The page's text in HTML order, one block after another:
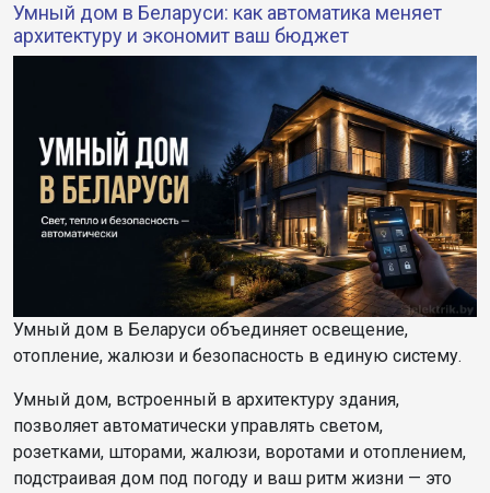
Умный дом в Беларуси: как автоматика меняет
архитектуру и экономит ваш бюджет
Умный дом в Беларуси объединяет освещение,
отопление, жалюзи и безопасность в единую систему.
Умный дом, встроенный в архитектуру здания,
позволяет автоматически управлять светом,
розетками, шторами, жалюзи, воротами и отоплением,
подстраивая дом под погоду и ваш ритм жизни — это